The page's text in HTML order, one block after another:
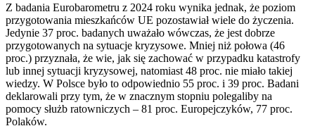
Z badania Eurobarometru z 2024 roku wynika jednak, że poziom
przygotowania mieszkańców UE pozostawiał wiele do życzenia.
Jedynie 37 proc. badanych uważało wówczas, że jest dobrze
przygotowanych na sytuacje kryzysowe. Mniej niż połowa (46
proc.) przyznała, że wie, jak się zachować w przypadku katastrofy
lub innej sytuacji kryzysowej, natomiast 48 proc. nie miało takiej
wiedzy. W Polsce było to odpowiednio 55 proc. i 39 proc. Badani
deklarowali przy tym, że w znacznym stopniu polegaliby na
pomocy służb ratowniczych – 81 proc. Europejczyków, 77 proc.
Polaków.